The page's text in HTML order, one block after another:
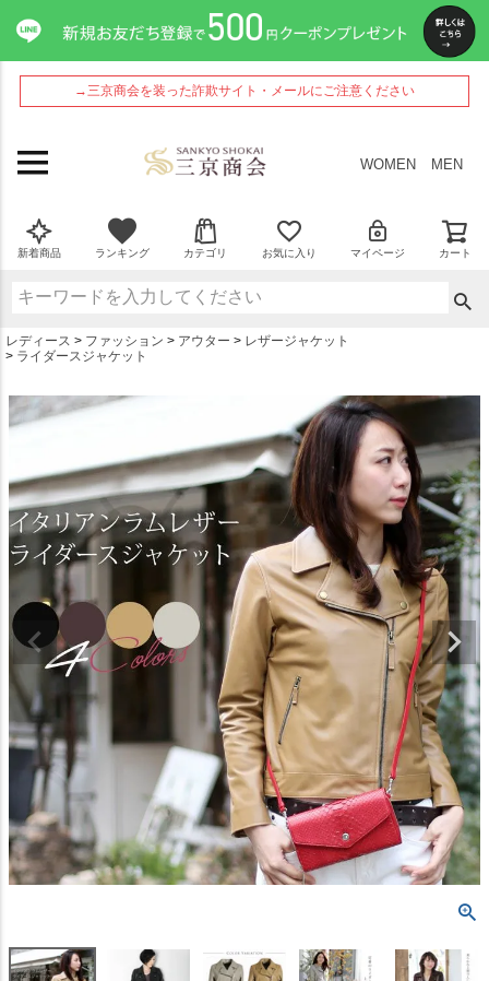
→三京商会を装った詐欺サイト・メールにご注意ください
WOMEN MEN
新着商品 ランキング カテゴリ お気に入り マイページ カート
レディース ファッション アウター
レザージャケット
ライダースジャケット
ペー
ジト
ップ
へ